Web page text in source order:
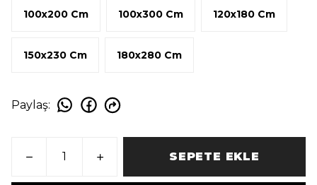
100x200 Cm 100x300 Cm 120x180 Cm
150x230 Cm 180x280 Cm
Paylaş:
SEPETE EKLE